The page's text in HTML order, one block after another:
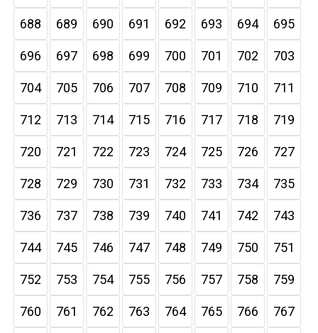
688 689 690 691 692 693 694 695
696 697 698 699 700 701 702 703
704 705 706 707 708 709 710 711
712 713 714 715 716 717 718 719
720 721 722 723 724 725 726 727
728 729 730 731 732 733 734 735
736 737 738 739 740 741 742 743
744 745 746 747 748 749 750 751
752 753 754 755 756 757 758 759
760 761 762 763 764 765 766 767